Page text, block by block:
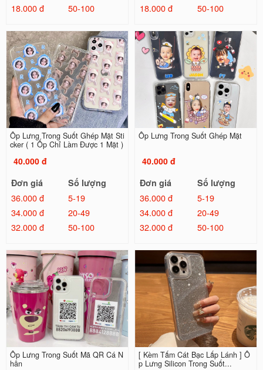
18.000 đ
50-100
18.000 đ
50-100
Ốp Lưng Trong Suốt Ghép Mặt Sti
cker ( 1 Ốp Chỉ Làm Được 1 Mặt )
40.000 đ
Đơn giá
Số lượng
36.000 đ
5-19
34.000 đ
20-49
32.000 đ
50-100
Ốp Lưng Trong Suốt Ghép Mặt
40.000 đ
Đơn giá
Số lượng
36.000 đ
5-19
34.000 đ
20-49
32.000 đ
50-100
Ốp Lưng Trong Suốt Mã QR Cá N
hân
[ Kèm Tấm Cát Bạc Lấp Lánh ] Ố
p Lưng Silicon Trong Suốt...